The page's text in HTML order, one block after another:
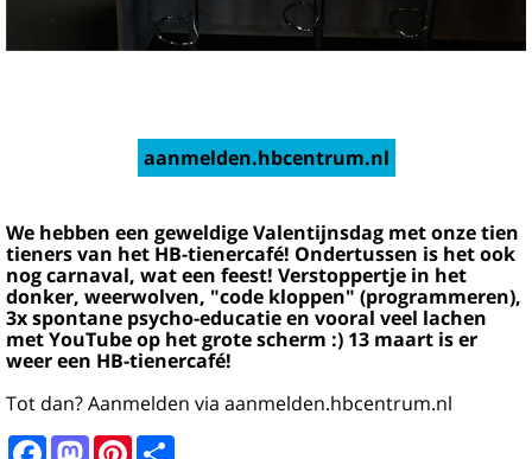
aanmelden.hbcentrum.nl
We hebben een geweldige Valentijnsdag met onze tien
tieners van het HB-tienercafé! Ondertussen is het ook
nog carnaval, wat een feest! Verstoppertje in het
donker, weerwolven, "code kloppen" (programmeren),
3x spontane psycho-educatie en vooral veel lachen
met YouTube op het grote scherm :) 13 maart is er
weer een HB-tienercafé!
Tot dan? Aanmelden via aanmelden.hbcentrum.nl
FacebookMastodon
Pinterest